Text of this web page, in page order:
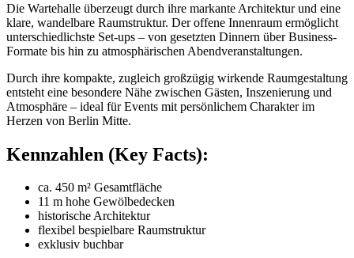
Die Wartehalle überzeugt durch ihre markante Architektur und eine
klare, wandelbare Raumstruktur. Der offene Innenraum ermöglicht
unterschiedlichste Set-ups – von gesetzten Dinnern über Business-
Formate bis hin zu atmosphärischen Abendveranstaltungen.
Durch ihre kompakte, zugleich großzügig wirkende Raumgestaltung
entsteht eine besondere Nähe zwischen Gästen, Inszenierung und
Atmosphäre – ideal für Events mit persönlichem Charakter im
Herzen von Berlin Mitte.
Kennzahlen (Key Facts):
ca. 450 m² Gesamtfläche
11 m hohe Gewölbedecken
historische Architektur
flexibel bespielbare Raumstruktur
exklusiv buchbar